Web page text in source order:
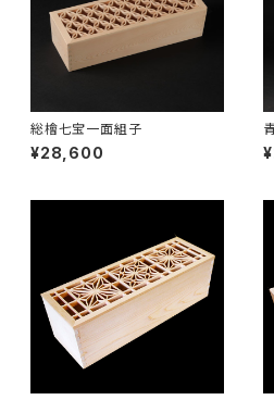
総檜七宝一面組子
¥28,600